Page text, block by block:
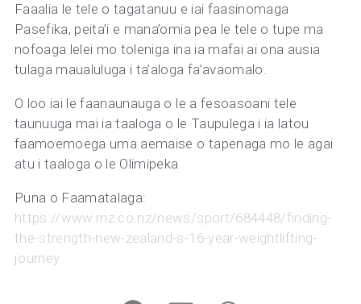
Faaalia le tele o tagatanuu e iai faasinomaga
Pasefika, peita’i e mana’omia pea le tele o tupe ma
nofoaga lelei mo toleniga ina ia mafai ai ona ausia
tulaga maualuluga i ta’aloga fa’avaomalo.
O loo iai le faanaunauga o le a fesoasoani tele
taunuuga mai ia taaloga o le Taupulega i ia latou
faamoemoega uma aemaise o tapenaga mo le agai
atu i taaloga o le Olimipeka
Puna o Faamatalaga:
https://www.rnz.co.nz/news/sport/684448/finding-
the-strength-new-zealand-s-16-year-weightlifting-
journey